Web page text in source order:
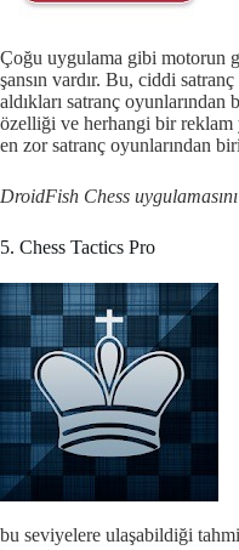
Çoğu uygulama gibi motorun
şansın vardır. Bu, ciddi
aldıkları satranç
özelliği ve herhangi bir
en zor satranç oyunlarından
DroidFish Chess
5. Chess Tactics Pro
bu seviyelere ulaşabildiği